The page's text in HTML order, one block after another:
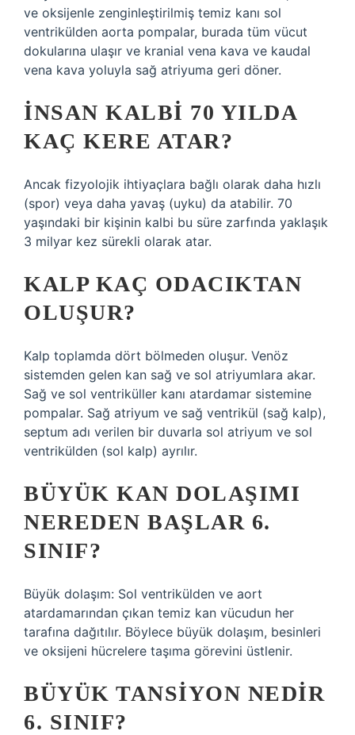
ve oksijenle zenginleştirilmiş temiz kanı sol
ventrikülden aorta pompalar, burada tüm vücut
dokularına ulaşır ve kranial vena kava ve kaudal
vena kava yoluyla sağ atriyuma geri döner.
İNSAN KALBI 70 YILDA
KAÇ KERE ATAR?
Ancak fizyolojik ihtiyaçlara bağlı olarak daha hızlı
(spor) veya daha yavaş (uyku) da atabilir. 70
yaşındaki bir kişinin kalbi bu süre zarfında yaklaşık
3 milyar kez sürekli olarak atar.
KALP KAÇ ODACIKTAN
OLUŞUR?
Kalp toplamda dört bölmeden oluşur. Venöz
sistemden gelen kan sağ ve sol atriyumlara akar.
Sağ ve sol ventriküller kanı atardamar sistemine
pompalar. Sağ atriyum ve sağ ventrikül (sağ kalp),
septum adı verilen bir duvarla sol atriyum ve sol
ventrikülden (sol kalp) ayrılır.
BÜYÜK KAN DOLAŞIMI
NEREDEN BAŞLAR 6.
SINIF?
Büyük dolaşım: Sol ventrikülden ve aort
atardamarından çıkan temiz kan vücudun her
tarafına dağıtılır. Böylece büyük dolaşım, besinleri
ve oksijeni hücrelere taşıma görevini üstlenir.
BÜYÜK TANSIYON NEDIR
6. SINIF?